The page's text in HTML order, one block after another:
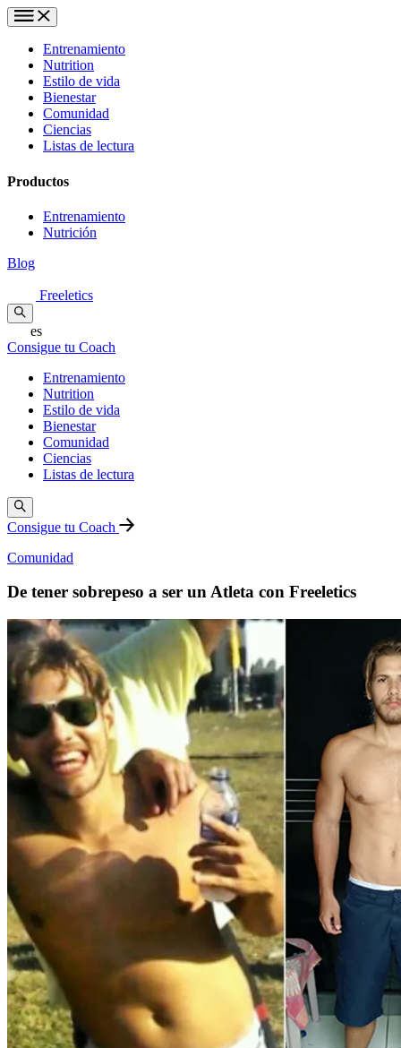
Entrenamiento
Nutrition
Estilo de vida
Bienestar
Comunidad
Ciencias
Listas de lectura
Productos
Entrenamiento
Nutrición
Blog
Freeletics
es
Consigue tu Coach
Entrenamiento
Nutrition
Estilo de vida
Bienestar
Comunidad
Ciencias
Listas de lectura
Consigue tu Coach
Comunidad
De tener sobrepeso a ser un Atleta con Freeletics